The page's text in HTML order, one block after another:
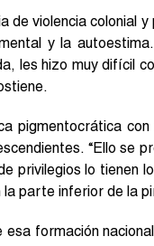
de violencia colonial
y la
les hizo muy difícil
pigmentocrática
“Ello se
privilegios lo tienen
parte inferior de la
esa formación